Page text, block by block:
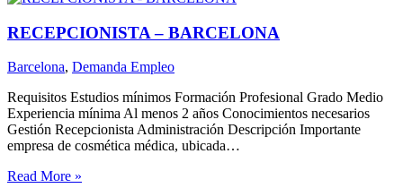
RECEPCIONISTA – BARCELONA
Barcelona, Demanda Empleo
Requisitos Estudios mínimos Formación Profesional Grado Medio
Experiencia mínima Al menos 2 años Conocimientos necesarios
Gestión Recepcionista Administración Descripción Importante
empresa de cosmética médica, ubicada…
Read More »